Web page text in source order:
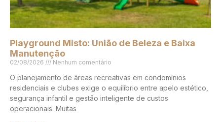
Playground Misto: União de Beleza e Baixa
Manutenção
02/08/2026 Nenhum comentário
O planejamento de áreas recreativas em condomínios
residenciais e clubes exige o equilíbrio entre apelo estético,
segurança infantil e gestão inteligente de custos
operacionais. Muitas